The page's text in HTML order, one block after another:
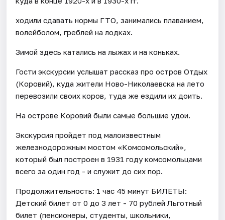
ходили сдавать нормы ГТО, занимались плаванием,
волейболом, греблей на лодках.
Зимой здесь катались на лыжах и на коньках.
​Гости экскурсии услышат рассказ про остров Отдых
(Коровий), куда жители Ново-Николаевска на лето
перевозили своих коров, туда же ездили их доить.
На острове Коровий были самые большие удои.
Экскурсия пройдет под малоизвестным
железнодорожным мостом «Комсомольский»,
который был построен в 1931 году комсомольцами
всего за один год - и служит до сих пор.
Продолжительность: 1 час 45 минут БИЛЕТЫ:
Детский билет от 0 до 3 лет - 70 рублей Льготный
билет (пенсионеры, студенты, школьники,